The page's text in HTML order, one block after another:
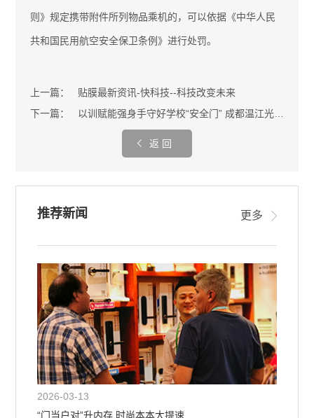
则》规定携带附件所列物品乘机的，可以依据《中华人民
共和国民用航空安全保卫条例》进行处罚。
上一篇：
贴膜最新资讯-快科技--科技改变未来
下一篇：
以训赋能强身手守好学校“安全门” 成都温江光华瑞幼立异安保训练
返 回
推荐新闻 更多
2026-03-13
“门当户对”升内存 时尚本本大提速